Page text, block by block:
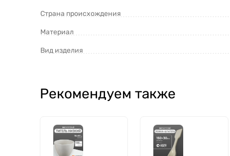
Страна происхождения
Материал
Вид изделия
Рекомендуем также